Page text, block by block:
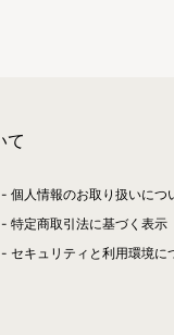
て
個人情報のお取り扱いにつ
特定商取引法に基づく表示
セキュリティと利用環境に